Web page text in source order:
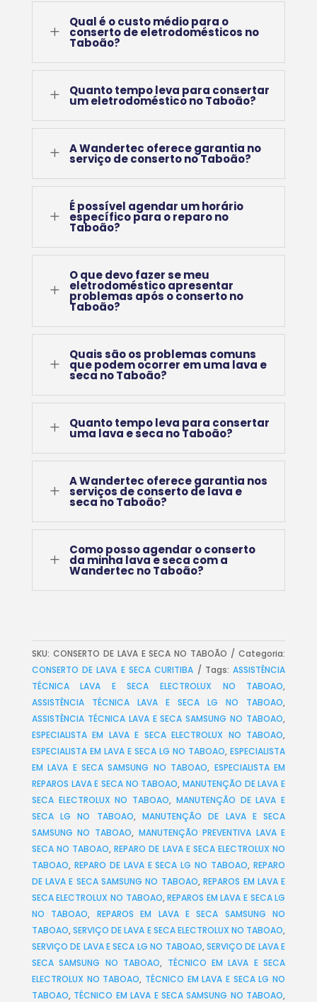
L
Qual é o custo médio para o
conserto de eletrodomésticos no
Taboão?
L Quanto tempo leva para consertar
um eletrodoméstico no Taboão?
L A Wandertec oferece garantia no
serviço de conserto no Taboão?
L
É possível agendar um horário
específico para o reparo no
Taboão?
L
O que devo fazer se meu
eletrodoméstico apresentar
problemas após o conserto no
Taboão?
L
Quais são os problemas comuns
que podem ocorrer em uma lava e
seca no Taboão?
L Quanto tempo leva para consertar
uma lava e seca no Taboão?
L
A Wandertec oferece garantia nos
serviços de conserto de lava e
seca no Taboão?
L
Como posso agendar o conserto
da minha lava e seca com a
Wandertec no Taboão?
SKU: CONSERTO DE LAVA E SECA NO TABOÃO
Categoria:
CONSERTO DE LAVA E SECA CURITIBA
Tags:ASSISTÊNCIA
TÉCNICA LAVA E SECA ELECTROLUX NO TABOAO,
ASSISTÊNCIA TÉCNICA LAVA E SECA LG NO TABOAO,
ASSISTÊNCIA TÉCNICA LAVA E SECA SAMSUNG NO TABOAO,
ESPECIALISTA EM LAVA E SECA ELECTROLUX NO TABOAO,
ESPECIALISTA EM LAVA E SECA LG NO TABOAO,ESPECIALISTA
EM LAVA E SECA SAMSUNG NO TABOAO, ESPECIALISTA EM
REPAROS LAVA E SECA NO TABOAO,MANUTENÇÃO DE LAVA E
SECA ELECTROLUX NO TABOAO, MANUTENÇÃO DE LAVA E
SECA LG NO TABOAO,MANUTENÇÃO DE LAVA E SECA
SAMSUNG NO TABOAO, MANUTENÇÃO PREVENTIVA LAVA E
SECA NO TABOAO,REPARO DE LAVA E SECA ELECTROLUX NO
TABOAO, REPARO DE LAVA E SECA LG NO TABOAO,REPARO
DE LAVA E SECA SAMSUNG NO TABOAO,REPAROS EM LAVA E
SECA ELECTROLUX NO TABOAO,REPAROS EM LAVA E SECA LG
NO TABOAO, REPAROS EM LAVA E SECA SAMSUNG NO
TABOAO,SERVIÇO DE LAVA E SECA ELECTROLUX NO TABOAO,
SERVIÇO DE LAVA E SECA LG NO TABOAO,SERVIÇO DE LAVA E
SECA SAMSUNG NO TABOAO, TÉCNICO EM LAVA E SECA
ELECTROLUX NO TABOAO, TÉCNICO EM LAVA E SECA LG NO
TABOAO, TÉCNICO EM LAVA E SECA SAMSUNG NO TABOAO,